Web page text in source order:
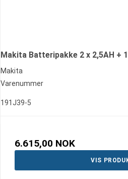
Makita Batteripakke 2 x 2,5AH +
Makita
Varenummer
191J39-5
6.615,00 NOK
VIS